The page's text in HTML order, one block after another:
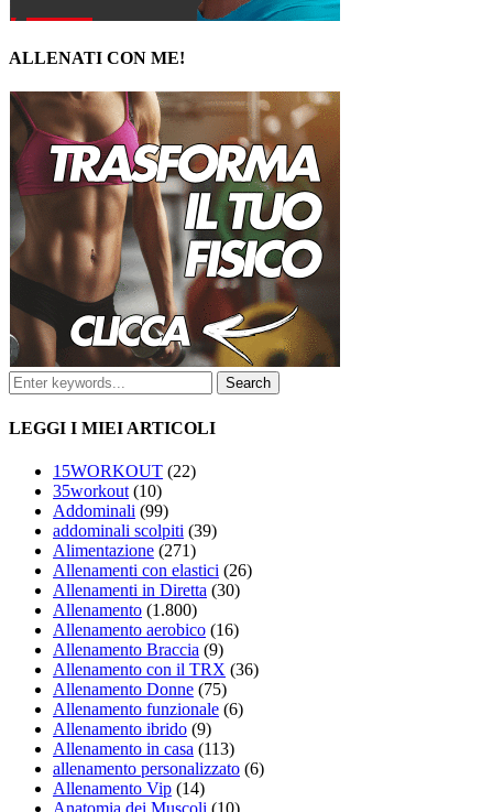
ALLENATI CON ME!
LEGGI I MIEI ARTICOLI
15WORKOUT (22)
35workout (10)
Addominali (99)
addominali scolpiti (39)
Alimentazione (271)
Allenamenti con elastici (26)
Allenamenti in Diretta (30)
Allenamento (1.800)
Allenamento aerobico (16)
Allenamento Braccia (9)
Allenamento con il TRX (36)
Allenamento Donne (75)
Allenamento funzionale (6)
Allenamento ibrido (9)
Allenamento in casa (113)
allenamento personalizzato (6)
Allenamento Vip (14)
Anatomia dei Muscoli (10)